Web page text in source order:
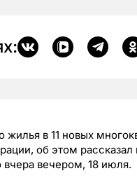
в 11 новых
об этом
вечером, 18 июля.